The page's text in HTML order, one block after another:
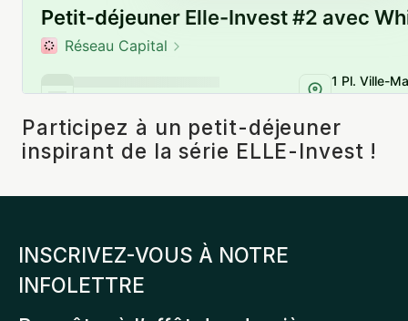
Participez à un petit-déjeuner
inspirant de la série ELLE-Invest !
INSCRIVEZ-VOUS À NOTRE
INFOLETTRE